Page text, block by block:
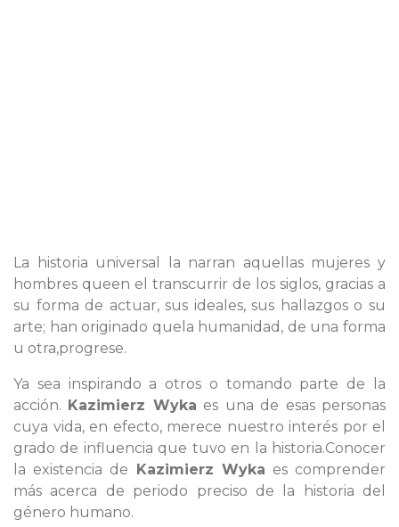
La historia universal la narran aquellas mujeres y
hombres queen el transcurrir de los siglos, gracias a
su forma de actuar, sus ideales, sus hallazgos o su
arte; han originado quela humanidad, de una forma
u otra,progrese.
Ya sea inspirando a otros o tomando parte de la
acción. Kazimierz Wyka es una de esas personas
cuya vida, en efecto, merece nuestro interés por el
grado de influencia que tuvo en la historia.Conocer
la existencia de Kazimierz Wyka es comprender
más acerca de periodo preciso de la historia del
género humano.